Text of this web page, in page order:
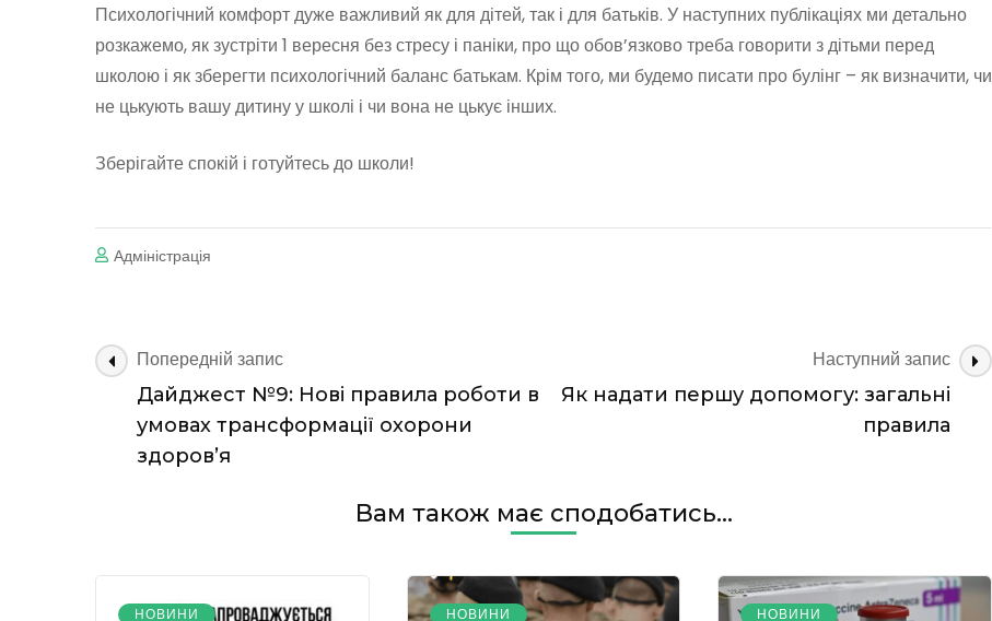
Психологічний комфорт дуже важливий як для дітей, так і для батьків. У наступних публікаціях ми детально
розкажемо, як зустріти 1 вересня без стресу і паніки, про що обов’язково треба говорити з дітьми перед
школою і як зберегти психологічний баланс батькам. Крім того, ми будемо писати про булінг – як визначити, чи
не цькують вашу дитину у школі і чи вона не цькує інших.
Зберігайте спокій і готуйтесь до школи!
Адміністрація
Навігація
по
запису
Попередній запис
Дайджест №9: Нові правила роботи в
умовах трансформації охорони
здоров’я
Наступний запис
Як надати першу допомогу: загальні
правила
Вам також має сподобатись...
НОВИНИ НОВИНИ НОВИНИ